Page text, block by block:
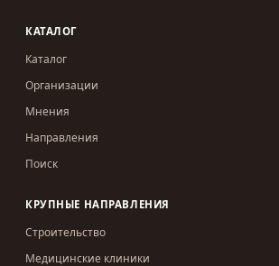
КАТАЛОГ
Каталог
Организации
Мнения
Направления
Поиск
КРУПНЫЕ НАПРАВЛЕНИЯ
Строительство
Медицинские клиники